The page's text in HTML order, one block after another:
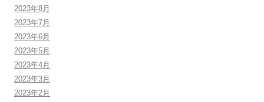
2023年8月
2023年7月
2023年6月
2023年5月
2023年4月
2023年3月
2023年2月